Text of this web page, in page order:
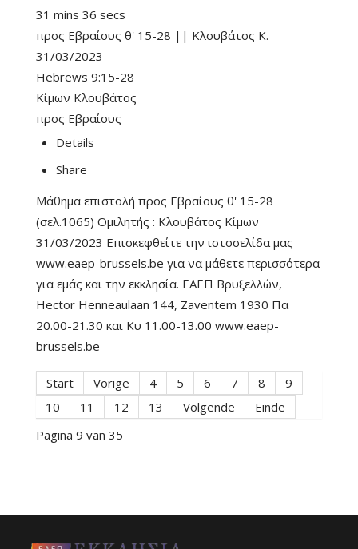
31 mins 36 secs
προς Εβραίους θ' 15-28 || Κλουβάτος Κ.
31/03/2023
Hebrews 9:15-28
Κίμων Κλουβάτος
προς Εβραίους
Details
Share
Μάθημα επιστολή προς Εβραίους θ' 15-28
(σελ.1065) Ομιλητής : Κλουβάτος Κίμων
31/03/2023 Επισκεφθείτε την ιστοσελίδα μας
www.eaep-brussels.be για να μάθετε περισσότερα
για εμάς και την εκκλησία. ΕΑΕΠ Βρυξελλών,
Hector Henneaulaan 144, Zaventem 1930 Πα
20.00-21.30 και Κυ 11.00-13.00 www.eaep-
brussels.be
Start Vorige 4 5 6 7 8
9
10
11 12 13 Volgende
Einde
Pagina 9 van 35